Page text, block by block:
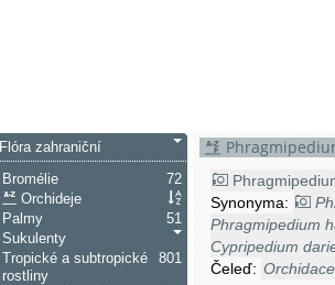
Synonyma:
Phragmipedium
Cypripedium
Čeleď:
Flóra zahraniční
72
Bromélie
Orchideje
51
Palmy
Sukulenty
801
Tropické a subtropické
rostliny